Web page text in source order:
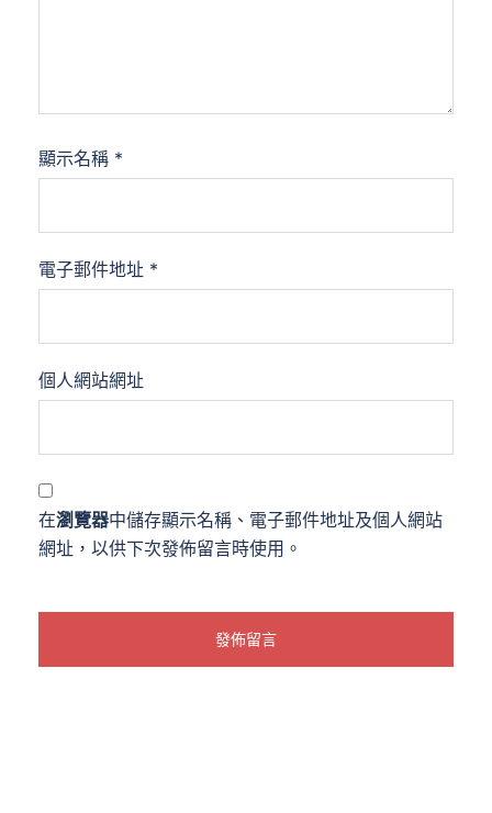
顯示名稱 *
電子郵件地址 *
個人網站網址
在瀏覽器中儲存顯示名稱、電子郵件地址及個人網站
網址，以供下次發佈留言時使用。